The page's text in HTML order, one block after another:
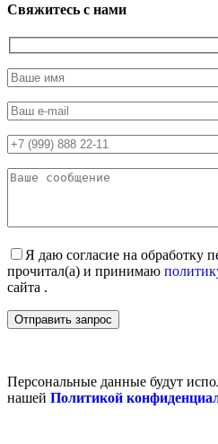
Свяжитесь с нами
Я даю согласие на обработку
прочитал(а) и принимаю
сайта .
Персональные данные будут
нашей Политикой